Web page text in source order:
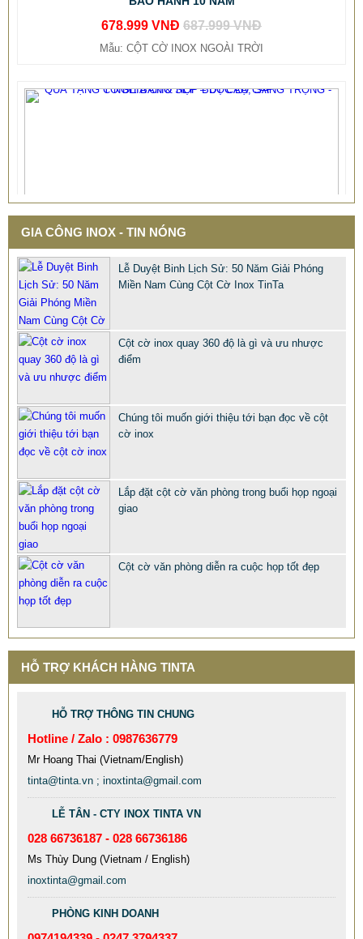
678.999 VNĐ687.999 VNĐ
Mẫu: CỘT CỜ INOX NGOÀI TRỜI
QUÀ TẶNG Ý NGHĨA CHO SẾP – ĐỘC LẠ, SANG TRỌNG -
CỜ ĐỂ BÀN & HỘP BÚT CAO CẤP
2.968.680 VNĐ
GIA CÔNG INOX - TIN NÓNG
Lễ Duyệt Binh Lịch Sử: 50 Năm Giải Phóng
Miền Nam Cùng Cột Cờ Inox TinTa
Cột cờ inox quay 360 độ là gì và ưu nhược
điểm
Chúng tôi muốn giới thiệu tới bạn đọc về cột
cờ inox
Lắp đặt cột cờ văn phòng trong buổi họp ngoại
giao
Cột cờ văn phòng diễn ra cuộc họp tốt đẹp
HỖ TRỢ KHÁCH HÀNG TINTA
HỖ TRỢ THÔNG TIN CHUNG
Hotline / Zalo : 0987636779
Mr Hoang Thai (Vietnam/English)
tinta@tinta.vn ; inoxtinta@gmail.com
LỄ TÂN - CTY INOX TINTA VN
028 66736187 - 028 66736186
Ms Thùy Dung (Vietnam / English)
inoxtinta@gmail.com
PHÒNG KINH DOANH